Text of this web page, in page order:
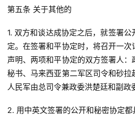
第五条 关于其他的
1. 双方和谈达成协定之后，就签署
定。在签署和平协定时，将召开一
声明、两项和平协定的双方签署人
秘书、马来西亚第二军区司令和砂拉
人民军由总司令兼政委洪楚廷和副政
2. 用中英文签署的公开和秘密协定都